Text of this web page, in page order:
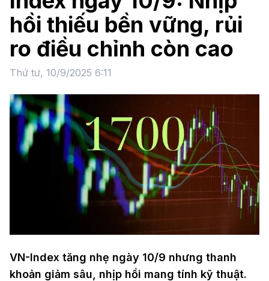
hồi thiếu bền vững, rủi
ro điều chỉnh còn cao
Thứ tư, 10/9/2025 6:11
VN-Index tăng nhẹ ngày 10/9 nhưng thanh
khoản giảm sâu, nhịp hồi mang tính kỹ thuật.